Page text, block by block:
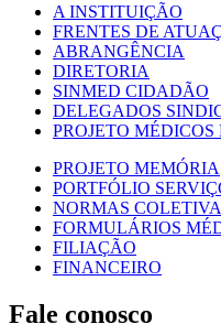
A INSTITUIÇÃO
FRENTES DE
ABRANGÊNCIA
DIRETORIA
SINMED CIDADÃO
DELEGADOS
PROJETO MÉDICOS
PROJETO MEMÓRIA
PORTFÓLIO
NORMAS
FORMULÁRIOS
FILIAÇÃO
FINANCEIRO
Fale conosco